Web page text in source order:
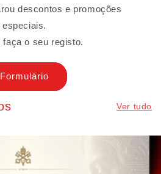
descontos e promoções
especiais.
faça o seu registo.
Formulário
Ver tudo